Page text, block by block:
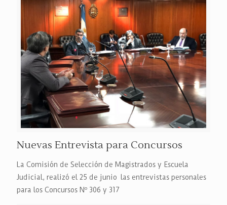
Nuevas Entrevista para Concursos
La Comisión de Selección de Magistrados y Escuela
Judicial, realizó el 25 de junio las entrevistas personales
para los Concursos Nº 306 y 317